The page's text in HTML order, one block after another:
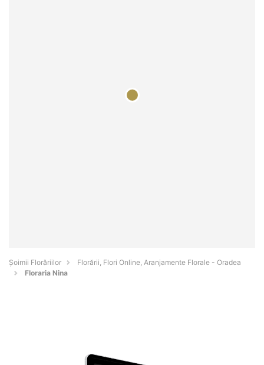
Șoimii Florăriilor
Florării, Flori Online, Aranjamente Florale - Oradea
Floraria Nina